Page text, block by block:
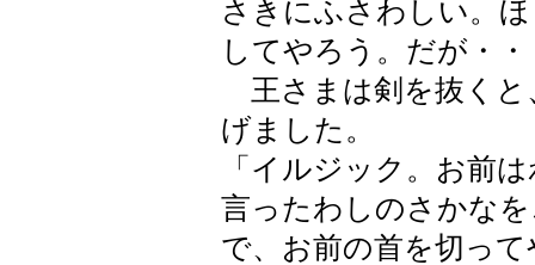
さきにふさわしい。
してやろう。だが・・
王さまは剣を抜くと
げました。
「イルジック。お前
言ったわしのさかな
で、お前の首を切って